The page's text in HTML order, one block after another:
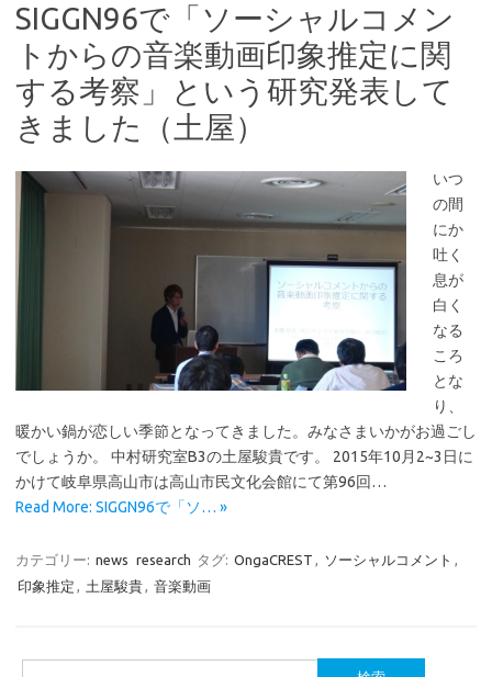
SIGGN96で「ソーシャルコメン
トからの音楽動画印象推定に関
する考察」という研究発表して
きました（土屋）
いつ
の間
にか
吐く
息が
白く
なる
ころ
とな
り、
暖かい鍋が恋しい季節となってきました。みなさまいかがお過ごし
でしょうか。 中村研究室B3の土屋駿貴です。 2015年10月2~3日に
かけて岐阜県高山市は高山市民文化会館にて第96回…
Read More: SIGGN96で「ソ… »
カテゴリー: news research タグ: OngaCREST , ソーシャルコメント ,
印象推定 , 土屋駿貴, 音楽動画